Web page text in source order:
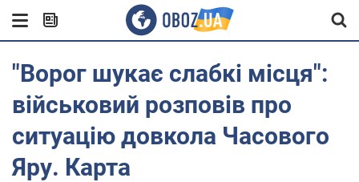
"Ворог шукає слабкі місця":
військовий розповів про
ситуацію довкола Часового
Яру. Карта